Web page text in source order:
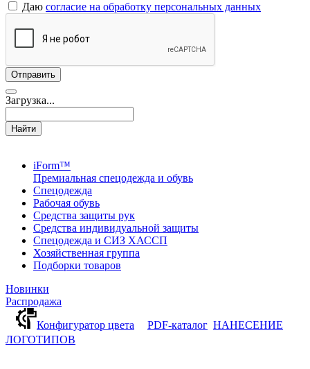
Даю согласие на обработку персональных данных
Загрузка...
Найти
iForm™
Премиальная спецодежда и обувь
Спецодежда
Рабочая обувь
Средства защиты рук
Средства индивидуальной защиты
Спецодежда и СИЗ ХАССП
Хозяйственная группа
Подборки товаров
Новинки
Распродажа
Конфигуратор цвета
PDF-каталог НАНЕСЕНИЕ
ЛОГОТИПОВ